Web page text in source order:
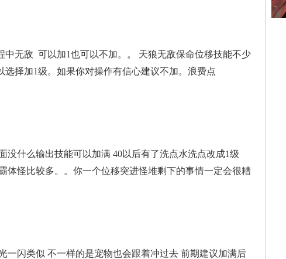
中无敌 可以加1也可以不加。。 天狼无敌保命位移技能不少
选择加1级。如果你对操作有信心建议不加。浪费点
没什么输出技能可以加满 40以后有了洗点水洗点改成1级
体怪比较多。。你一个位移突进怪堆剩下的事情一定会很糟
一闪类似 不一样的是宠物也会跟着冲过去 前期建议加满后